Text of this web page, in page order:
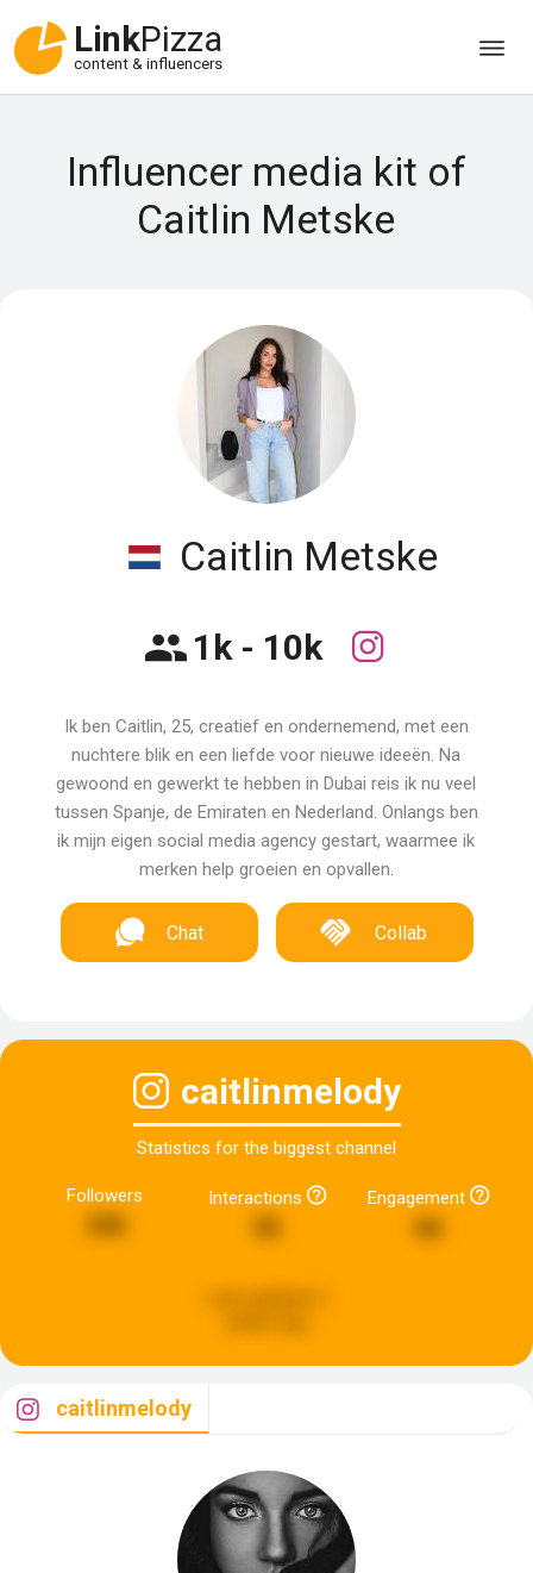
LinkPizza
content & influencers
Influencer media kit of
Caitlin Metske
Caitlin Metske
1k - 10k
Ik ben Caitlin, 25, creatief en ondernemend, met een
nuchtere blik en een liefde voor nieuwe ideeën. Na
gewoond en gewerkt te hebben in Dubai reis ik nu veel
tussen Spanje, de Emiraten en Nederland. Onlangs ben
ik mijn eigen social media agency gestart, waarmee ik
merken help groeien en opvallen.
Chat Collab
caitlinmelody
Statistics for the biggest channel
Followers Interactions Engagement
66
caitlinmelody